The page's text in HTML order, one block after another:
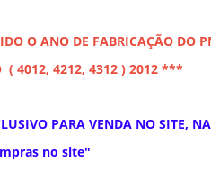
O ANO DE FABRICAÇÃO DO
( 4012, 4212, 4312 ) 2012 ***
PARA VENDA NO SITE,
no site"